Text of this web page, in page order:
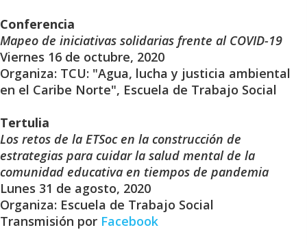
Conferencia
Mapeo de iniciativas solidarias frente al COVID-19
Viernes 16 de octubre, 2020
Organiza: TCU: "Agua, lucha y justicia ambiental
en el Caribe Norte", Escuela de Trabajo Social
Tertulia
Los retos de la ETSoc en la construcción de
estrategias para cuidar la salud mental de la
comunidad educativa en tiempos de pandemia
Lunes 31 de agosto, 2020
Organiza: Escuela de Trabajo Social
Transmisión por Facebook